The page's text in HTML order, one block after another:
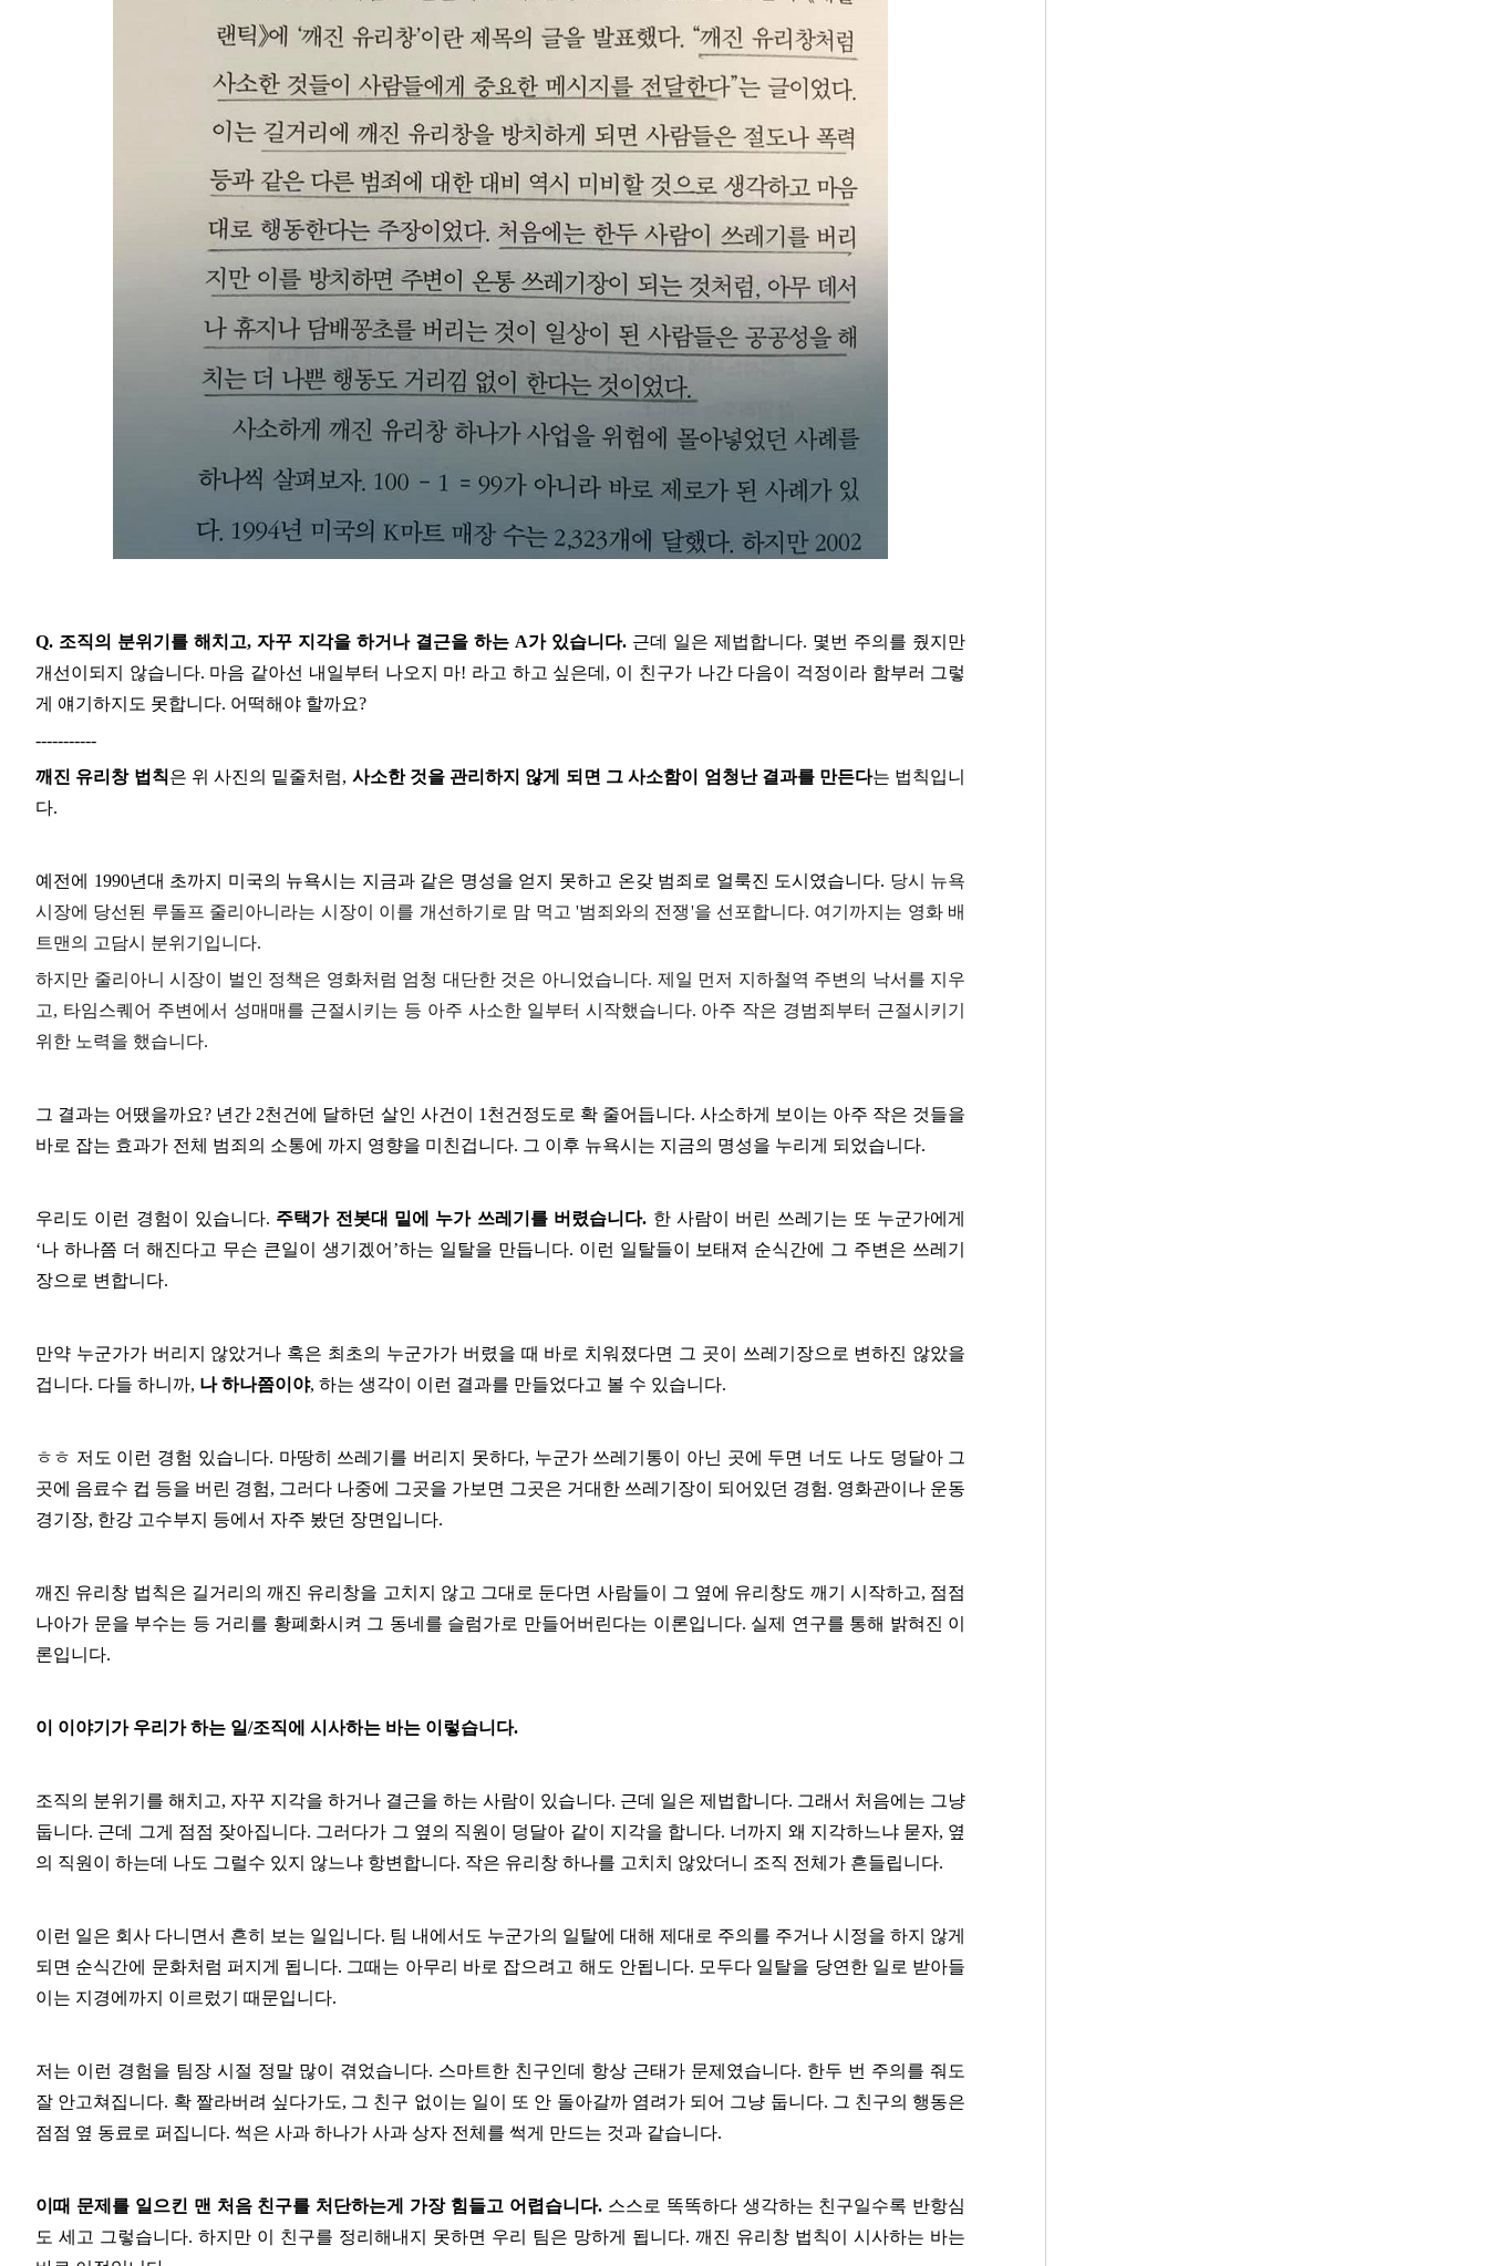
Q. 조직의 분위기를 해치고,자꾸 지각을 하거나 결근을 하는 A가 있습니다. 근데 일은 제법합니다. 몇번 주의를 줬지만
개선이되지 않습니다. 마음 같아선 내일부터 나오지 마! 라고 하고 싶은데 , 이 친구가 나간 다음이 걱정이라 함부러 그렇
게 얘기하지도 못합니다. 어떡해야 할까요?
-----------
깨진 유리창 법칙은 위 사진의 밑줄처럼, 사소한 것을 관리하지 않게 되면 그 사소함이 엄청난 결과를 만든다는 법칙입니
다.
예전에 1990년대 초까지 미국의 뉴욕시는 지금과 같은 명성을 얻지 못하고 온갖 범죄로 얼룩진 도시였습니다. 당시 뉴욕
시장에 당선된 루돌프 줄리아니라는 시장이 이를 개선하기로 맘 먹고 '범죄와의 전쟁'을 선포합니다. 여기까지는 영화 배
트맨의 고담시 분위기입니다.
하지만 줄리아니 시장이 벌인 정책은 영화처럼 엄청 대단한 것은 아니었습니다. 제일 먼저 지하철역 주변의 낙서를 지우
고, 타임스퀘어 주변에서 성매매를 근절시키는 등 아주 사소한 일부터 시작했습니다. 아주 작은 경범죄부터 근절시키기
위한 노력을 했습니다.
그 결과는 어땠을까요? 년간2천건에 달하던 살인 사건이 1천건정도로 확 줄어듭니다. 사소하게 보이는 아주 작은 것들을
바로 잡는 효과가 전체 범죄의 소통에 까지 영향을 미친겁니다. 그 이후 뉴욕시는 지금의 명성을 누리게 되었습니다.
우리도 이런 경험이 있습니다. 주택가 전봇대 밑에 누가 쓰레기를 버렸습니다. 한 사람이 버린 쓰레기는 또 누군가에게
‘나 하나쯤 더 해진다고 무슨 큰일이 생기겠어 ’하는 일탈을 만듭니다. 이런 일탈들이 보태져 순식간에 그 주변은 쓰레기
장으로 변합니다.
만약 누군가가 버리지 않았거나 혹은 최초의 누군가가 버렸을 때 바로 치워졌다면 그 곳이 쓰레기장으로 변하진 않았을
겁니다. 다들 하니까, 나 하나쯤이야, 하는 생각이 이런 결과를 만들었다고 볼 수 있습니다.
ㅎㅎ 저도 이런 경험 있습니다. 마땅히 쓰레기를 버리지 못하다, 누군가 쓰레기통이 아닌 곳에 두면 너도 나도 덩달아 그
곳에 음료수 컵 등을 버린 경험, 그러다 나중에 그곳을 가보면 그곳은 거대한 쓰레기장이 되어있던 경험. 영화관이나 운동
경기장, 한강 고수부지 등에서 자주 봤던 장면입니다.
깨진 유리창 법칙은 길거리의 깨진 유리창을 고치지 않고 그대로 둔다면 사람들이 그 옆에 유리창도 깨기 시작하고, 점점
나아가 문을 부수는 등 거리를 황폐화시켜 그 동네를 슬럼가로 만들어버린다는 이론입니다. 실제 연구를 통해 밝혀진 이
론입니다.
이 이야기가 우리가 하는 일/조직에 시사하는 바는 이렇습니다.
조직의 분위기를 해치고, 자꾸 지각을 하거나 결근을 하는 사람이 있습니다. 근데 일은 제법합니다. 그래서 처음에는 그냥
둡니다. 근데 그게 점점 잦아집니다. 그러다가 그 옆의 직원이 덩달아 같이 지각을 합니다. 너까지 왜 지각하느냐 묻자, 옆
의 직원이 하는데 나도 그럴수 있지 않느냐 항변합니다. 작은 유리창 하나를 고치치 않았더니 조직 전체가 흔들립니다.
이런 일은 회사 다니면서 흔히 보는 일입니다. 팀 내에서도 누군가의 일탈에 대해 제대로 주의를 주거나 시정을 하지 않게
되면 순식간에 문화처럼 퍼지게 됩니다. 그때는 아무리 바로 잡으려고 해도 안됩니다. 모두다 일탈을 당연한 일로 받아들
이는 지경에까지 이르렀기 때문입니다.
저는 이런 경험을 팀장 시절 정말 많이 겪었습니다. 스마트한 친구인데 항상 근태가 문제였습니다. 한두 번 주의를 줘도
잘 안고쳐집니다. 확 짤라버려 싶다가도, 그 친구 없이는 일이 또 안 돌아갈까 염려가 되어 그냥 둡니다. 그 친구의 행동은
점점 옆 동료로 퍼집니다. 썩은 사과 하나가 사과 상자 전체를 썩게 만드는 것과 같습니다.
이때 문제를 일으킨 맨 처음 친구를 처단하는게 가장 힘들고 어렵습니다. 스스로 똑똑하다 생각하는 친구일수록 반항심
도 세고 그렇습니다.하지만 이 친구를 정리해내지 못하면 우리 팀은 망하게 됩니다.깨진 유리창 법칙이 시사하는 바는